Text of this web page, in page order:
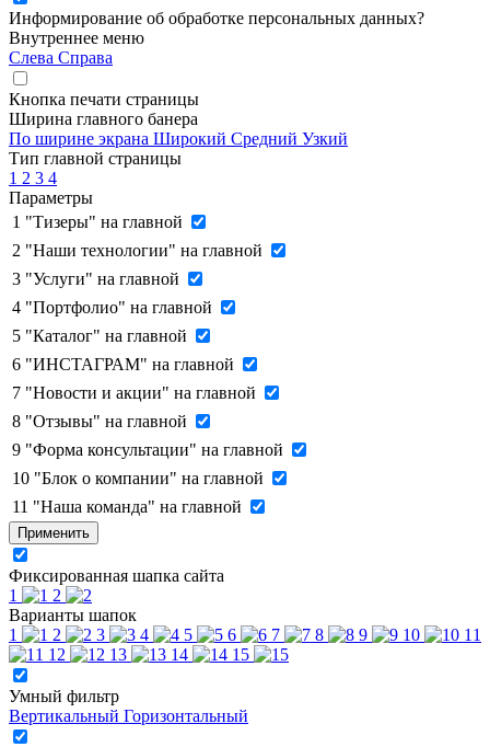
Информирование об обработке персональных данных?
Внутреннее меню
Слева Справа
Кнопка печати страницы
Ширина главного банера
По ширине экрана Широкий Средний Узкий
Тип главной страницы
1 2 3 4
Параметры
1 "Тизеры" на главной
2 "Наши технологии" на главной
3 "Услуги" на главной
4 "Портфолио" на главной
5 "Каталог" на главной
6 "ИНСТАГРАМ" на главной
7 "Новости и акции" на главной
8 "Отзывы" на главной
9 "Форма консультации" на главной
10 "Блок о компании" на главной
11 "Наша команда" на главной
Применить
Фиксированная шапка сайта
1
2
Варианты шапок
1
2 3 4 5 6 7 8 9 10
11
12
13 14 15
Умный фильтр
Вертикальный Горизонтальный